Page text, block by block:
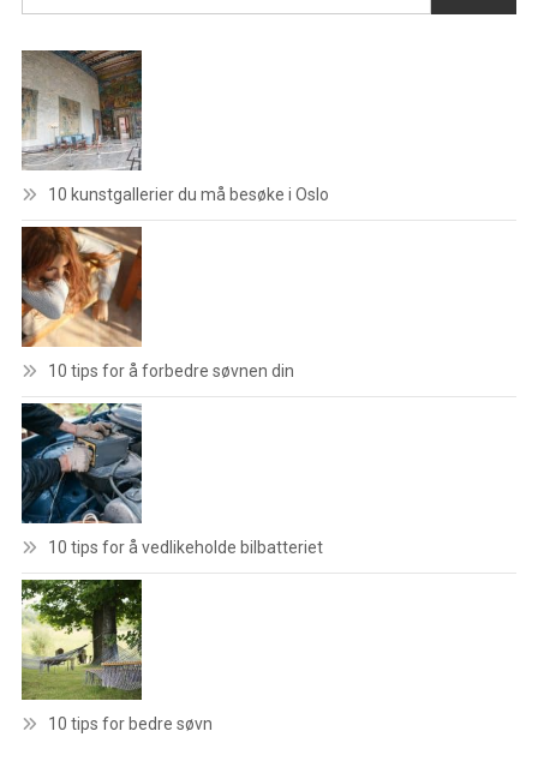
10 kunstgallerier du må besøke i Oslo
10 tips for å forbedre søvnen din
10 tips for å vedlikeholde bilbatteriet
10 tips for bedre søvn